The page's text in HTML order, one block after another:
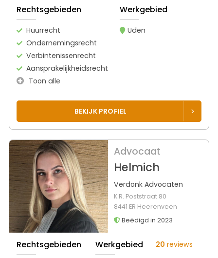
Rechtsgebieden
Huurrecht
Ondernemingsrecht
Verbintenissenrecht
Aansprakelijkheidsrecht
Toon alle
Werkgebied
Uden
BEKIJK PROFIEL
Advocaat
Helmich
Verdonk Advocaten
K.R. Poststraat 80
8441 ER Heerenveen
Beëdigd in 2023
Rechtsgebieden Werkgebied 20 reviews